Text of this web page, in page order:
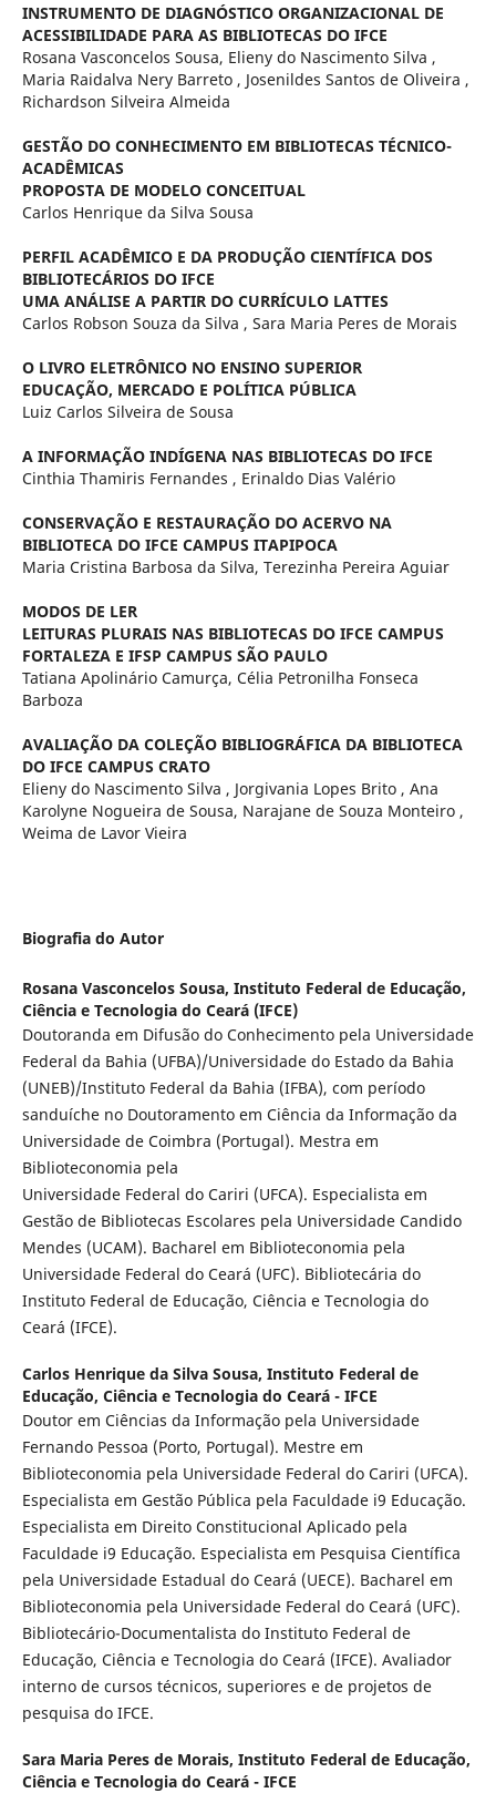
INSTRUMENTO DE DIAGNÓSTICO ORGANIZACIONAL DE
ACESSIBILIDADE PARA AS BIBLIOTECAS DO IFCE
Rosana Vasconcelos Sousa, Elieny do Nascimento Silva ,
Maria Raidalva Nery Barreto , Josenildes Santos de Oliveira ,
Richardson Silveira Almeida
GESTÃO DO CONHECIMENTO EM BIBLIOTECAS TÉCNICO-
ACADÊMICAS
PROPOSTA DE MODELO CONCEITUAL
Carlos Henrique da Silva Sousa
PERFIL ACADÊMICO E DA PRODUÇÃO CIENTÍFICA DOS
BIBLIOTECÁRIOS DO IFCE
UMA ANÁLISE A PARTIR DO CURRÍCULO LATTES
Carlos Robson Souza da Silva , Sara Maria Peres de Morais
O LIVRO ELETRÔNICO NO ENSINO SUPERIOR
EDUCAÇÃO, MERCADO E POLÍTICA PÚBLICA
Luiz Carlos Silveira de Sousa
A INFORMAÇÃO INDÍGENA NAS BIBLIOTECAS DO IFCE
Cinthia Thamiris Fernandes , Erinaldo Dias Valério
CONSERVAÇÃO E RESTAURAÇÃO DO ACERVO NA
BIBLIOTECA DO IFCE CAMPUS ITAPIPOCA
Maria Cristina Barbosa da Silva, Terezinha Pereira Aguiar
MODOS DE LER
LEITURAS PLURAIS NAS BIBLIOTECAS DO IFCE CAMPUS
FORTALEZA E IFSP CAMPUS SÃO PAULO
Tatiana Apolinário Camurça, Célia Petronilha Fonseca
Barboza
AVALIAÇÃO DA COLEÇÃO BIBLIOGRÁFICA DA BIBLIOTECA
DO IFCE CAMPUS CRATO
Elieny do Nascimento Silva , Jorgivania Lopes Brito , Ana
Karolyne Nogueira de Sousa, Narajane de Souza Monteiro ,
Weima de Lavor Vieira
Biografia do Autor
Rosana Vasconcelos Sousa, Instituto Federal de Educação,
Ciência e Tecnologia do Ceará (IFCE)
Doutoranda em Difusão do Conhecimento pela Universidade
Federal da Bahia (UFBA)/Universidade do Estado da Bahia
(UNEB)/Instituto Federal da Bahia (IFBA), com período
sanduíche no Doutoramento em Ciência da Informação da
Universidade de Coimbra (Portugal). Mestra em
Biblioteconomia pela
Universidade Federal do Cariri (UFCA). Especialista em
Gestão de Bibliotecas Escolares pela Universidade Candido
Mendes (UCAM). Bacharel em Biblioteconomia pela
Universidade Federal do Ceará (UFC). Bibliotecária do
Instituto Federal de Educação, Ciência e Tecnologia do
Ceará (IFCE).
Carlos Henrique da Silva Sousa, Instituto Federal de
Educação, Ciência e Tecnologia do Ceará - IFCE
Doutor em Ciências da Informação pela Universidade
Fernando Pessoa (Porto, Portugal). Mestre em
Biblioteconomia pela Universidade Federal do Cariri (UFCA).
Especialista em Gestão Pública pela Faculdade i9 Educação.
Especialista em Direito Constitucional Aplicado pela
Faculdade i9 Educação. Especialista em Pesquisa Científica
pela Universidade Estadual do Ceará (UECE). Bacharel em
Biblioteconomia pela Universidade Federal do Ceará (UFC).
Bibliotecário-Documentalista do Instituto Federal de
Educação, Ciência e Tecnologia do Ceará (IFCE). Avaliador
interno de cursos técnicos, superiores e de projetos de
pesquisa do IFCE.
Sara Maria Peres de Morais, Instituto Federal de Educação,
Ciência e Tecnologia do Ceará - IFCE